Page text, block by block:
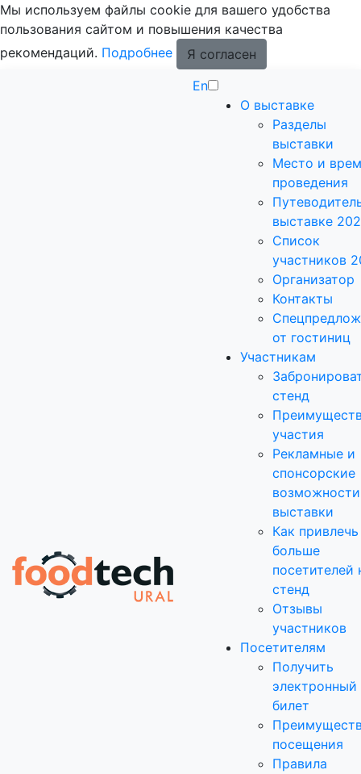
Мы используем файлы cookie для вашего удобства
пользования сайтом и повышения качества
рекомендаций. Подробнее
Я согласен
En
О выставке
Разделы
выставки
Место и
проведения
выставке
Список
участников
Организатор
Контакты
от гостиниц
Участникам
стенд
участия
Рекламные и
спонсорские
возможности
выставки
Как привлечь
больше
посетителей
стенд
Отзывы
участников
Посетителям
Получить
электронный
билет
посещения
Правила